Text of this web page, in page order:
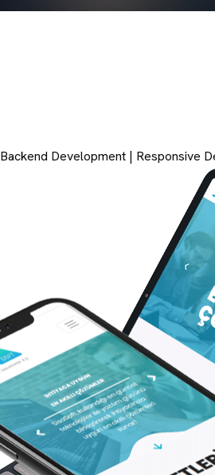
Backend Development | Responsive